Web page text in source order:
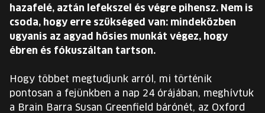
EURÓPA JÖVŐFESZTIVÁLJA
ELŐADÓK
INGYENES DIÁK- ÉS TANÁRREGISZTRÁCIÓ
hazafelé, aztán lefekszel és végre pihensz. Nem is
csoda, hogy erre szükséged van: mindeközben
ugyanis az agyad hősies munkát végez, hogy
ébren és fókuszáltan tartson.
Hogy többet megtudjunk arról, mi történik
pontosan a fejünkben a nap 24 órájában, meghívtuk
a Brain Barra Susan Greenfield bárónét, az Oxford